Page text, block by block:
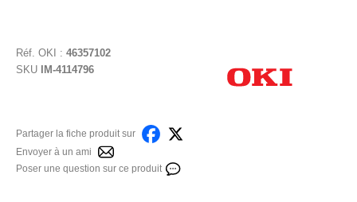
Réf. OKI : 46357102
SKU IM-4114796
Partager la fiche produit sur
Envoyer à un ami
Poser une question sur ce produit